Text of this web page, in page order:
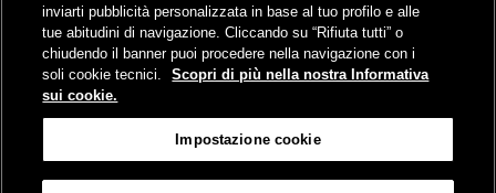
Feed - RSS
inviarti pubblicità personalizzata in base al tuo profilo e alle
tue abitudini di navigazione. Cliccando su “Rifiuta tutti” o
chiudendo il banner puoi procedere nella navigazione con i
soli cookie tecnici.
Scopri di più nella nostra Informativa
sui cookie.
Impostazione cookie